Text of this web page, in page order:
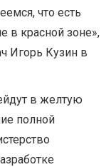
что есть
в красной зоне»,
Игорь Кузин в
в желтую
полной